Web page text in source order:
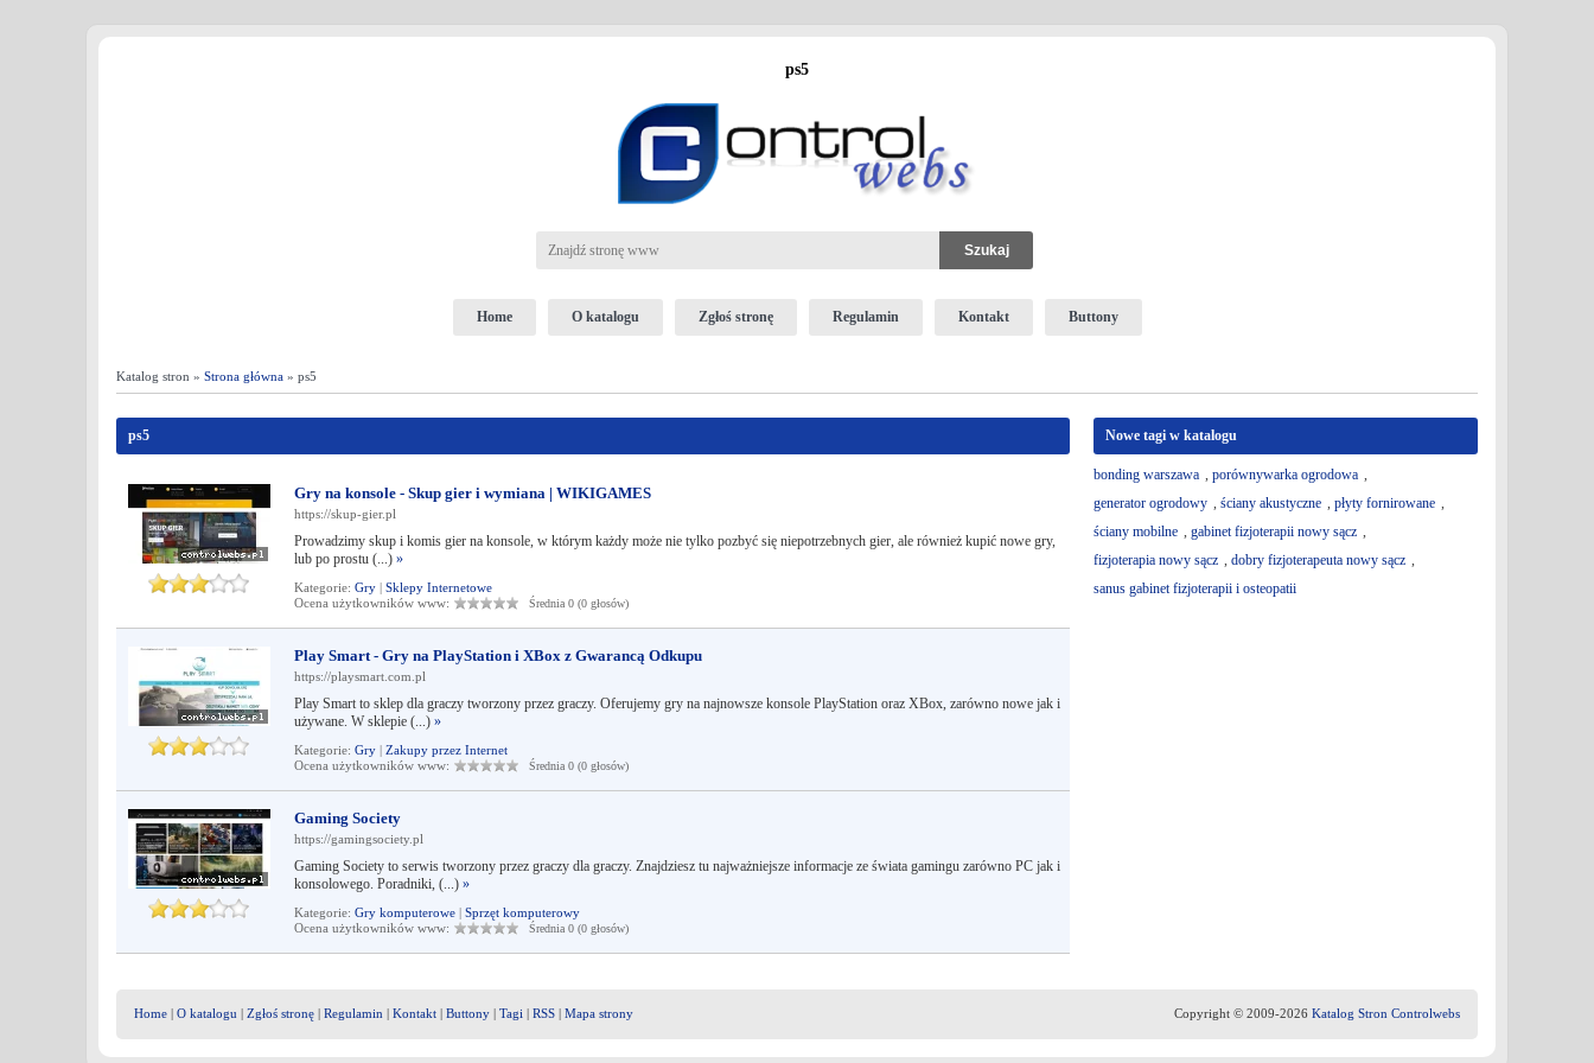
ps5
Home O katalogu Zgłoś stronę Regulamin Kontakt Buttony
Katalog stron » Strona główna » ps5
ps5
Gry na konsole - Skup gier i wymiana | WIKIGAMES
https://skup-gier.pl
Prowadzimy skup i komis gier na konsole, w którym każdy może nie tylko pozbyć się niepotrzebnych gier, ale również kupić nowe gry,
lub po prostu (...) »
Kategorie: Gry | Sklepy Internetowe
Ocena użytkowników www:
Średnia 0 (0 głosów)
Play Smart - Gry na PlayStation i XBox z Gwarancą Odkupu
https://playsmart.com.pl
Play Smart to sklep dla graczy tworzony przez graczy. Oferujemy gry na najnowsze konsole PlayStation oraz XBox, zarówno nowe jak i
używane. W sklepie (...) »
Kategorie: Gry | Zakupy przez Internet
Ocena użytkowników www:
Średnia 0 (0 głosów)
Gaming Society
https://gamingsociety.pl
Gaming Society to serwis tworzony przez graczy dla graczy. Znajdziesz tu najważniejsze informacje ze świata gamingu zarówno PC jak i
konsolowego. Poradniki, (...) »
Kategorie: Gry komputerowe | Sprzęt komputerowy
Ocena użytkowników www:
Średnia 0 (0 głosów)
Nowe tagi w katalogu
bonding warszawa , porównywarka ogrodowa ,
generator ogrodowy , ściany akustyczne , płyty fornirowane ,
ściany mobilne , gabinet fizjoterapii nowy sącz ,
fizjoterapia nowy sącz , dobry fizjoterapeuta nowy sącz ,
sanus gabinet fizjoterapii i osteopatii
Home | O katalogu | Zgłoś stronę | Regulamin | Kontakt | Buttony | Tagi | RSS | Mapa strony Copyright © 2009-2026 Katalog Stron Controlwebs